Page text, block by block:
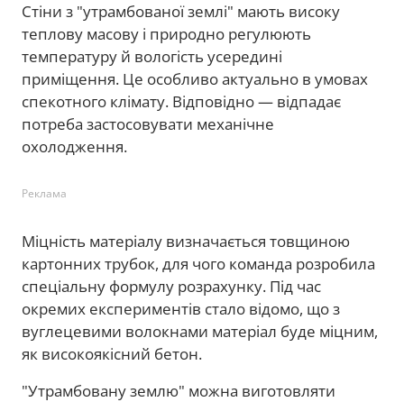
Стіни з "утрамбованої землі" мають високу
теплову масову і природно регулюють
температуру й вологість усередині
приміщення. Це особливо актуально в умовах
спекотного клімату. Відповідно — відпадає
потреба застосовувати механічне
охолодження.
Реклама
Міцність матеріалу визначається товщиною
картонних трубок, для чого команда розробила
спеціальну формулу розрахунку. Під час
окремих експериментів стало відомо, що з
вуглецевими волокнами матеріал буде міцним,
як високоякісний бетон.
"Утрамбовану землю" можна виготовляти